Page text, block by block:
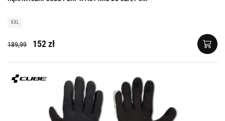
XXL
189,99 152 zł